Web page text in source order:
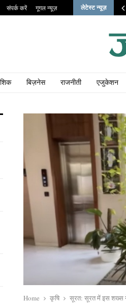
संपर्क करें गूगल न्यूज़ लेटेस्ट न्यूज़
बिज़नेस राजनीती एजुकेशन
Home कृषि सूरत: सूरत में इस शख्स